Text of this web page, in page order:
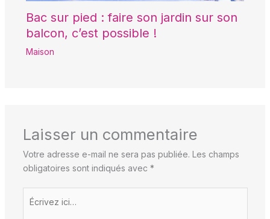
Bac sur pied : faire son jardin sur son
balcon, c’est possible !
Maison
Laisser un commentaire
Votre adresse e-mail ne sera pas publiée. Les champs
obligatoires sont indiqués avec *
ici…